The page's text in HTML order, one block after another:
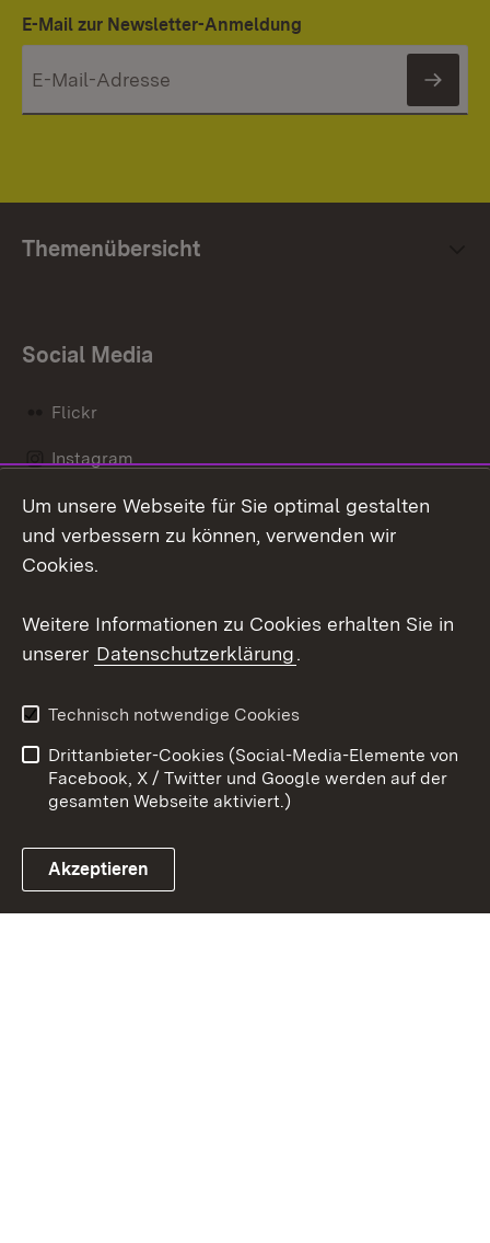
E-Mail zur Newsletter-Anmeldung
Themenübersicht
Social Media
Flickr
Instagram
Social Wall
Link zum Landesportal
Barrierefreiheit
Benutzungshinweise
Impressum
Cookies
Um unsere Webseite für Sie optimal gestalten
und verbessern zu können, verwenden wir
Cookies.
Weitere Informationen zu Cookies erhalten Sie in
unserer Datenschutzerklärung.
Technisch notwendige Cookies
Drittanbieter-Cookies (Social-Media-Elemente von
Facebook, X / Twitter und Google werden auf der
gesamten Webseite aktiviert.)
Akzeptieren